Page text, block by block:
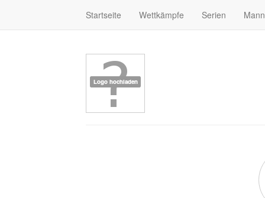
Startseite Wettkämpfe Serien